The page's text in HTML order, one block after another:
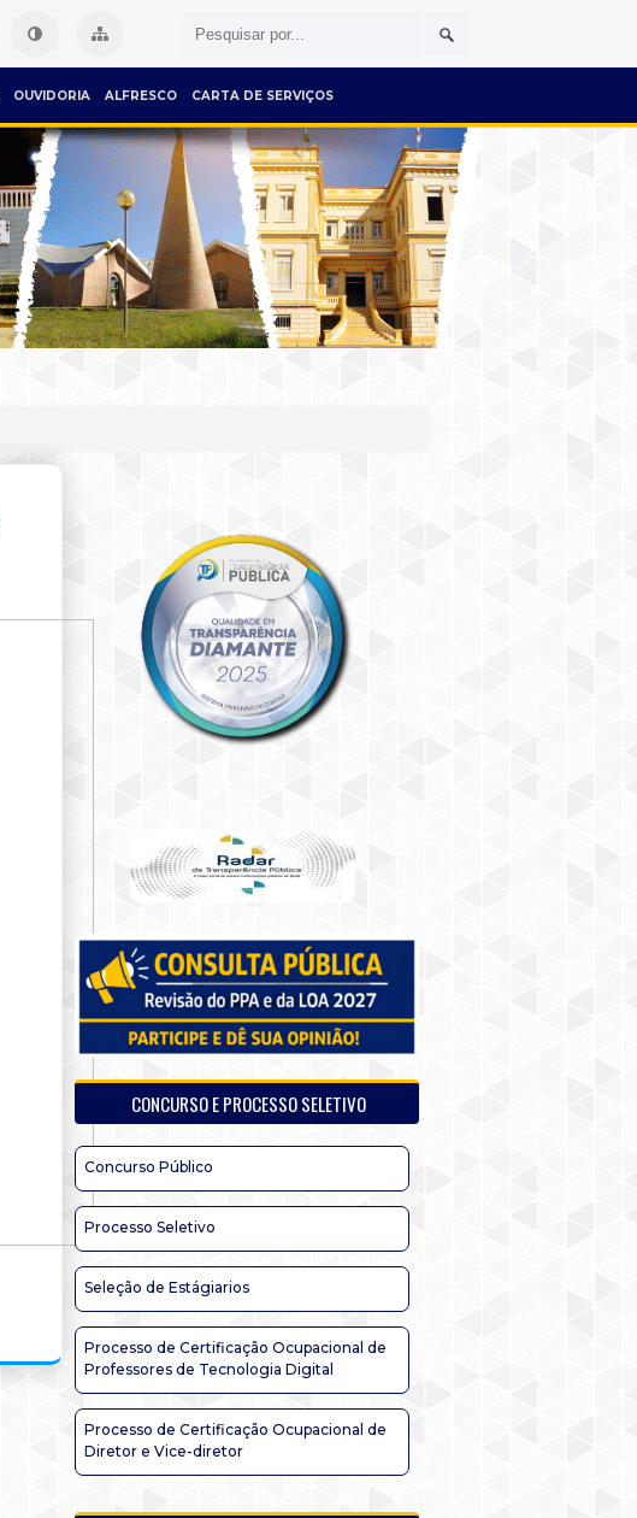
OUVIDORIA ALFRESCO CARTA DE SERVIÇOS
CONCURSO E PROCESSO SELETIVO
Concurso Público
Processo Seletivo
Seleção de Estágiarios
Processo de Certificação Ocupacional de
Professores de Tecnologia Digital
Processo de Certificação Ocupacional de
Diretor e Vice-diretor